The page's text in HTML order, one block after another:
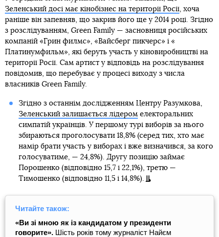
Зеленський досі має кінобізнес на території Росії , хоча
раніше він запевняв, що закрив його ще у 2014 році. Згідно
з розслідуванням, ​Green Family —​ засновниця російських
компаній «​Грин филмс»​, «Вайсберг пикчерс»​ і «​
Платинумфильм»​, які беруть участь у кіновиробництві на
території Росії. Сам артист у відповідь на розслідування
повідомив, що перебуває у процесі виходу з числа
власників Green Family.
Згідно з останнім дослідженням Центру Разумкова,
Зеленський залишається лідером електоральних
симпатій українців. У першому турі виборів за нього
збираються проголосувати 18,8% (серед тих, хто має
намір брати участь у виборах і вже визначився, за кого
голосуватиме, — 24,8%). Другу позицію займає
Порошенко (відповідно 15,7 і 22,1%), третю —
Тимошенко (відповідно 11,5 і 14,8%).
Читайте також:
«Ви зі мною як із кандидатом у президенти
говорите». Шість років тому журналіст Найєм